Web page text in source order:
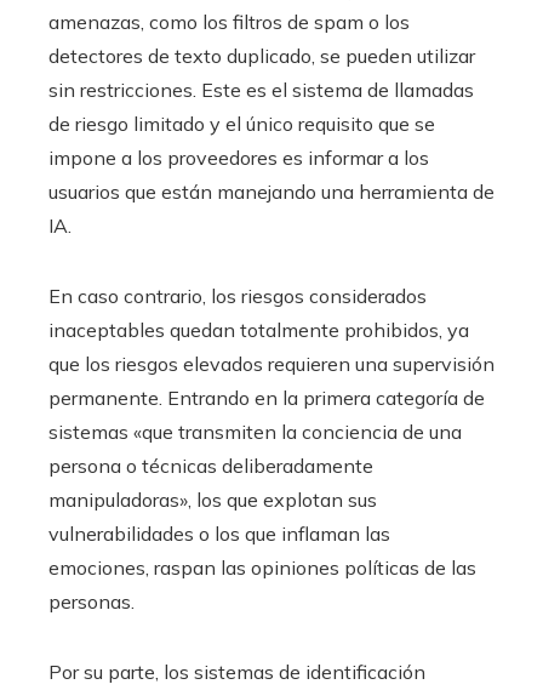
amenazas, como los filtros de spam o los
detectores de texto duplicado, se pueden utilizar
sin restricciones. Este es el sistema de llamadas
de riesgo limitado y el único requisito que se
impone a los proveedores es informar a los
usuarios que están manejando una herramienta de
IA.
En caso contrario, los riesgos considerados
inaceptables quedan totalmente prohibidos, ya
que los riesgos elevados requieren una supervisión
permanente. Entrando en la primera categoría de
sistemas «que transmiten la conciencia de una
persona o técnicas deliberadamente
manipuladoras», los que explotan sus
vulnerabilidades o los que inflaman las
emociones, raspan las opiniones políticas de las
personas.
Por su parte, los sistemas de identificación